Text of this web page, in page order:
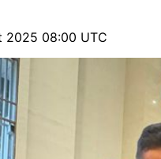
2025 08:00 UTC